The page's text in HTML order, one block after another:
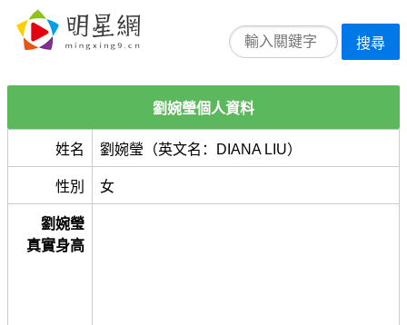
搜尋
劉婉瑩個人資料
姓名 劉婉瑩（英文名：DIANA LIU）
性別 女
劉婉瑩
真實身高